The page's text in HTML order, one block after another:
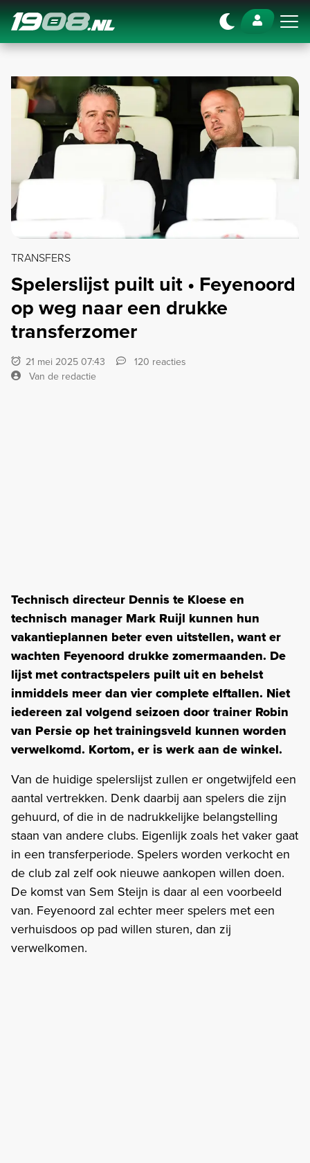
Navigation
TRANSFERS
Spelerslijst puilt uit • Feyenoord
op weg naar een drukke
transferzomer
21 mei 2025 07:43
120 reacties
Van de redactie
Technisch directeur Dennis te Kloese en
technisch manager Mark Ruijl kunnen hun
vakantieplannen beter even uitstellen, want er
wachten Feyenoord drukke zomermaanden. De
lijst met contractspelers puilt uit en behelst
inmiddels meer dan vier complete elftallen. Niet
iedereen zal volgend seizoen door trainer Robin
van Persie op het trainingsveld kunnen worden
verwelkomd. Kortom, er is werk aan de winkel.
Van de huidige spelerslijst zullen er ongetwijfeld een
aantal vertrekken. Denk daarbij aan spelers die zijn
gehuurd, of die in de nadrukkelijke belangstelling
staan van andere clubs. Eigenlijk zoals het vaker gaat
in een transferperiode. Spelers worden verkocht en
de club zal zelf ook nieuwe aankopen willen doen.
De komst van Sem Steijn is daar al een voorbeeld
van. Feyenoord zal echter meer spelers met een
verhuisdoos op pad willen sturen, dan zij
verwelkomen.